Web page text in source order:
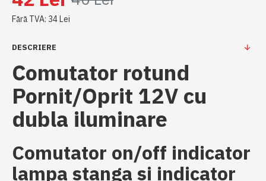
Fără TVA: 34 Lei
DESCRIERE
Comutator rotund
Pornit/Oprit 12V cu
dubla iluminare
Comutator on/off indicator
lampa stanga si indicator